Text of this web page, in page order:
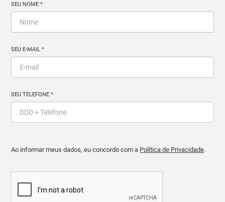
SEU NOME*
SEU E-MAIL*
SEU TELEFONE*
Ao informar meus dados, eu concordo com a Política de Privacidade.